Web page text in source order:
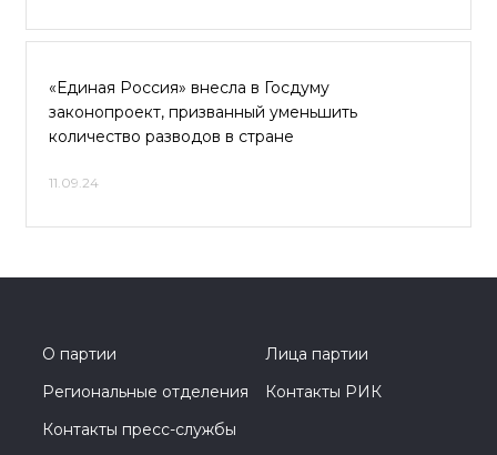
«Единая Россия» внесла в Госдуму
законопроект, призванный уменьшить
количество разводов в стране
11.09.24
О партии
Лица партии
Региональные отделения
Контакты РИК
Контакты пресс-службы